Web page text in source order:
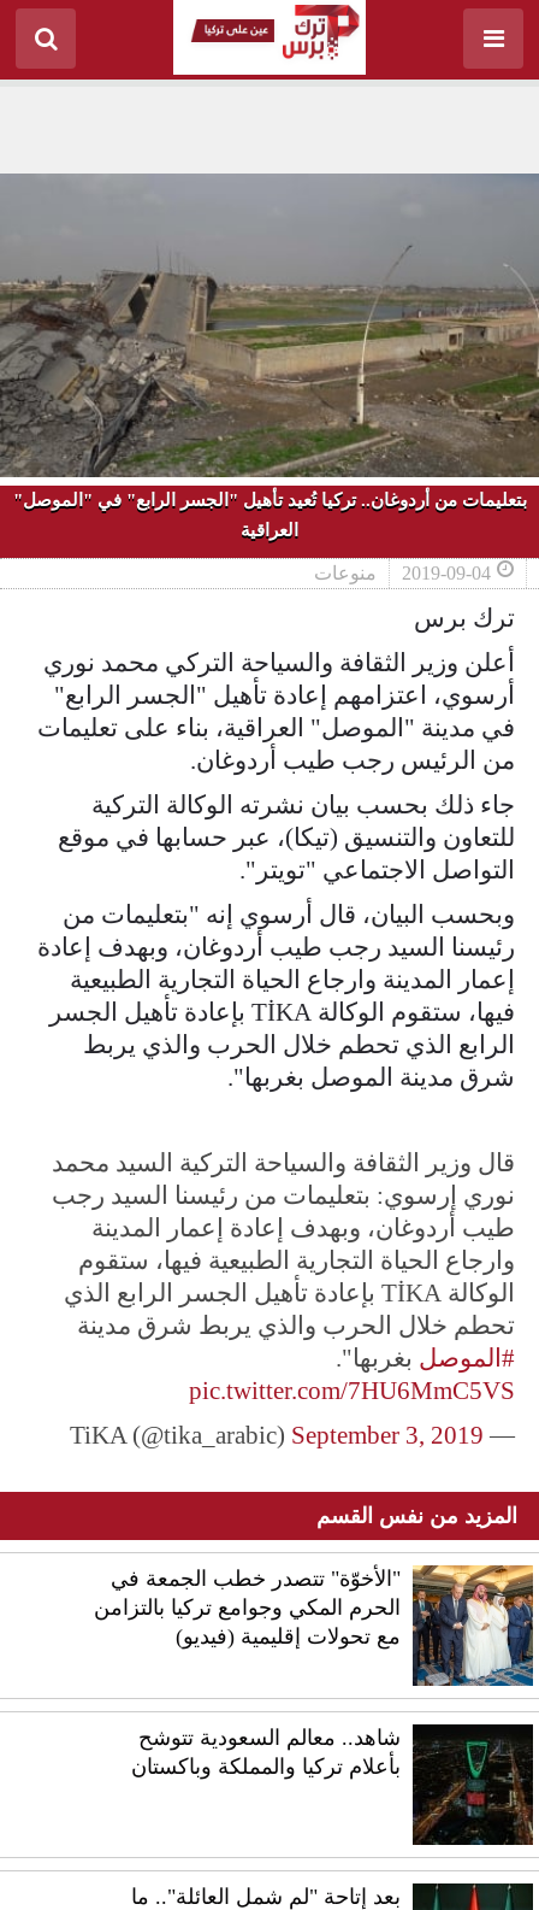
بتعليمات من أردوغان.. تركيا تُعيد تأهيل "الجسر الرابع" في "الموصل"
العراقية
2019-09-04 منوعات
ترك برس
أعلن وزير الثقافة والسياحة التركي محمد نوري
أرسوي، اعتزامهم إعادة تأهيل "الجسر الرابع"
في مدينة "الموصل" العراقية، بناء على تعليمات
من الرئيس رجب طيب أردوغان.
جاء ذلك بحسب بيان نشرته الوكالة التركية
للتعاون والتنسيق (تيكا)، عبر حسابها في موقع
التواصل الاجتماعي "تويتر".
وبحسب البيان، قال أرسوي إنه "بتعليمات من
رئيسنا السيد رجب طيب أردوغان، وبهدف إعادة
إعمار المدينة وارجاع الحياة التجارية الطبيعية
فيها، ستقوم الوكالة TİKA بإعادة تأهيل الجسر
الرابع الذي تحطم خلال الحرب والذي يربط
شرق مدينة الموصل بغربها".
قال وزير الثقافة والسياحة التركية السيد محمد
نوري إرسوي: بتعليمات من رئيسنا السيد رجب
طيب أردوغان، وبهدف إعادة إعمار المدينة
وارجاع الحياة التجارية الطبيعية فيها، ستقوم
الوكالة TİKA بإعادة تأهيل الجسر الرابع الذي
تحطم خلال الحرب والذي يربط شرق مدينة
#الموصل بغربها".
pic.twitter.com/7HU6MmC5VS
— TiKA (@tika_arabic)
September 3, 2019
المزيد من نفس القسم
"الأخوّة" تتصدر خطب الجمعة في
الحرم المكي وجوامع تركيا بالتزامن
مع تحولات إقليمية (فيديو)
شاهد.. معالم السعودية تتوشح
بأعلام تركيا والمملكة وباكستان
بعد إتاحة "لم شمل العائلة".. ما